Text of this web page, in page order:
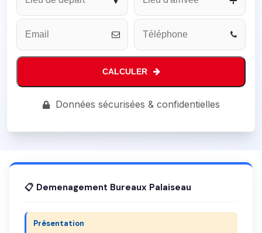
CALCULER
Données sécurisées & confidentielles
📋 Demenagement Bureaux Palaiseau
Présentation